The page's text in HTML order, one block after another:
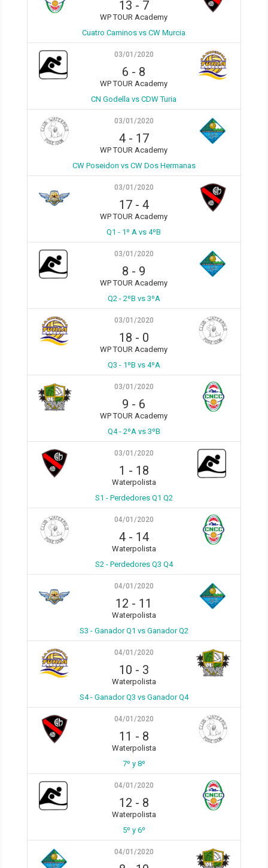
13 - 7
WP TOUR Academy
Cuatro Caminos vs CW Murcia
03/01/2020
6 - 8
WP TOUR Academy
CN Godella vs CDW Turia
03/01/2020
4- 17
WP TOUR Academy
CW Poseidon vs CW Dos Hermanas
03/01/2020
17- 4
WP TOUR Academy
Q1 - 1º A vs 4ºB
03/01/2020
8 - 9
WP TOUR Academy
Q2 - 2ºB vs 3ºA
03/01/2020
18 - 0
WP TOUR Academy
Q3 - 1ºB vs 4ºA
03/01/2020
9 - 6
WP TOUR Academy
Q4 - 2ºA vs 3ºB
03/01/2020
1 - 18
Waterpolista
S1 - Perdedores Q1 Q2
04/01/2020
4- 14
Waterpolista
S2 - Perdedores Q3 Q4
04/01/2020
12 - 11
Waterpolista
S3 - Ganador Q1 vs Ganador Q2
04/01/2020
10 - 3
Waterpolista
S4 - Ganador Q3 vs Ganador Q4
04/01/2020
11 - 8
Waterpolista
7º y 8º
04/01/2020
12 - 8
Waterpolista
5º y 6º
04/01/2020